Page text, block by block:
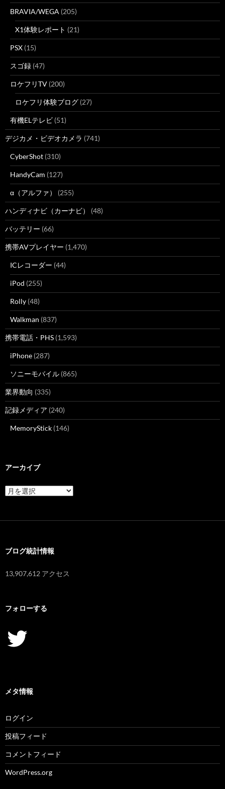
BRAVIA/WEGA (205)
X1体験レポート (21)
PSX (15)
スゴ録 (47)
ロケフリTV (200)
ロケフリ体験ブログ (27)
有機ELテレビ (51)
デジカメ・ビデオカメラ (741)
CyberShot (310)
HandyCam (127)
α（アルファ） (255)
ハンディナビ（カーナビ） (48)
バッテリー (66)
携帯AVプレイヤー (1,470)
ICレコーダー (44)
iPod (255)
Rolly (48)
Walkman (837)
携帯電話・PHS (1,593)
iPhone (287)
ソニーモバイル (865)
業界動向 (335)
記録メディア (240)
MemoryStick (146)
アーカイブ
ア
ー
ブログ統計情報
13,907,612 アクセス
フォローする
Twitter
メタ情報
ログイン
投稿フィード
コメントフィード
WordPress.org